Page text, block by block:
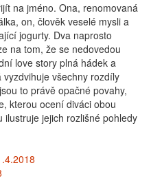
na jméno. Ona, renomovaná
on, člověk veselé mysli a
jogurty. Dva naprosto
na tom, že se nedovedou
love story plná hádek a
všechny rozdíly
to právě opačné povahy,
kterou ocení diváci obou
jejich rozlišné pohledy